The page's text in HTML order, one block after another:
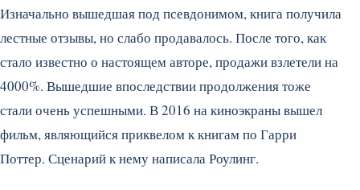
Изначально вышедшая под псевдонимом, книга получила
лестные отзывы, но слабо продавалось. После того, как
стало известно о настоящем авторе, продажи взлетели на
4000%. Вышедшие впоследствии продолжения тоже
стали очень успешными. В 2016 на киноэкраны вышел
фильм, являющийся приквелом к книгам по Гарри
Поттер. Сценарий к нему написала Роулинг.